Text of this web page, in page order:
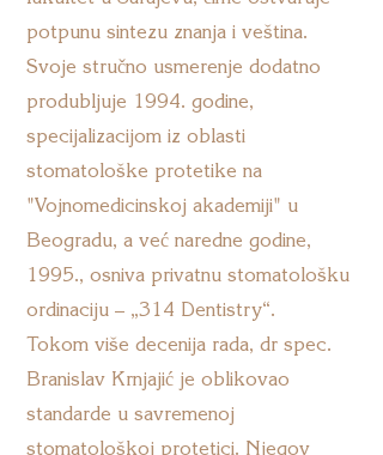
potpunu sintezu znanja i veština.
Svoje stručno usmerenje dodatno
produbljuje 1994. godine,
specijalizacijom iz oblasti
stomatološke protetike na
"Vojnomedicinskoj akademiji" u
Beogradu, a već naredne godine,
1995., osniva privatnu stomatološku
ordinaciju – „314 Dentistry“.
Tokom više decenija rada, dr spec.
Branislav Krnjajić je oblikovao
standarde u savremenoj
stomatološkoj protetici. Njegov